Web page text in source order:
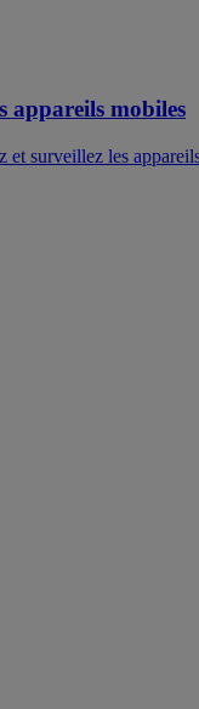
appareils mobiles
et surveillez les